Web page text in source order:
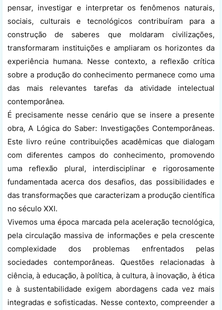
pensar, investigar e interpretar os fenômenos naturais,
sociais, culturais e tecnológicos contribuíram para a
construção de saberes que moldaram civilizações,
transformaram instituições e ampliaram os horizontes da
experiência humana. Nesse contexto, a reflexão crítica
sobre a produção do conhecimento permanece como uma
das mais relevantes tarefas da atividade intelectual
contemporânea.
É precisamente nesse cenário que se insere a presente
obra, A Lógica do Saber: Investigações Contemporâneas.
Este livro reúne contribuições acadêmicas que dialogam
com diferentes campos do conhecimento, promovendo
uma reflexão plural, interdisciplinar e rigorosamente
fundamentada acerca dos desafios, das possibilidades e
das transformações que caracterizam a produção científica
no século XXI.
Vivemos uma época marcada pela aceleração tecnológica,
pela circulação massiva de informações e pela crescente
complexidade dos problemas enfrentados pelas
sociedades contemporâneas. Questões relacionadas à
ciência, à educação, à política, à cultura, à inovação, à ética
e à sustentabilidade exigem abordagens cada vez mais
integradas e sofisticadas. Nesse contexto, compreender a